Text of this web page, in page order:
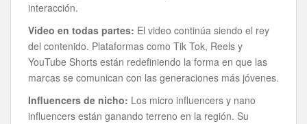
interacción.
Video en todas partes: El video continúa siendo el rey
del contenido. Plataformas como Tik Tok, Reels y
YouTube Shorts están redefiniendo la forma en que las
marcas se comunican con las generaciones más jóvenes.
Influencers de nicho: Los micro influencers y nano
influencers están ganando terreno en la región. Su